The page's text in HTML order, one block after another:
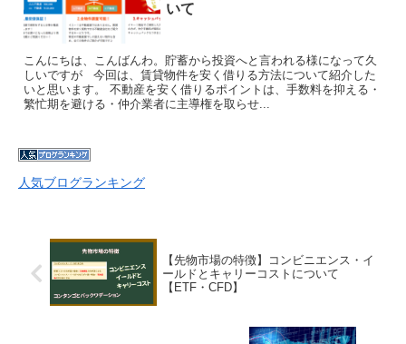
いて
こんにちは、こんばんわ。貯蓄から投資へと言われる様になって久
しいですが 今回は、賃貸物件を安く借りる方法について紹介した
いと思います。 不動産を安く借りるポイントは、手数料を抑える・
繁忙期を避ける・仲介業者に主導権を取らせ...
人気ブログランキング
【先物市場の特徴】コンビニエンス・イ
ールドとキャリーコストについて
【ETF・CFD】